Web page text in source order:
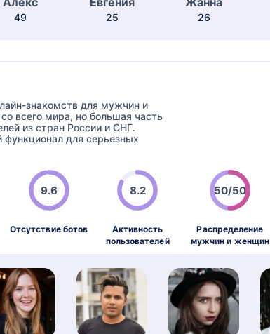
49 25 26
знакомств для мужчин и
всего мира, но большая часть
из стран России и СНГ.
для серьезных
9.6
Отсутствие ботов
8.2
Активность
пользователей
50/50
Распределение
мужчин и женщин